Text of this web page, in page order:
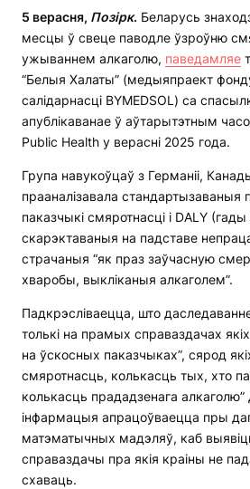
5 верасня, Позірк. Беларусь
месцы ў свеце паводле ўзроўню
ужываннем алкаголю, паведамляе
“Белыя Халаты” (медыяпраект
салідарнасці BYMEDSOL) са
апублікаванае ў аўтарытэтным
Public Health у верасні 2025 года.
Група навукоўцаў з Германіі,
прааналізавала стандартызаваныя
паказчыкі смяротнасці і DALY
скарэктаваныя на падставе
страчаныя “як праз заўчасную
хваробы, выкліканыя алкаголем”.
Падкрэсліваецца, што
толькі на прамых справаздачах
на ўскосных паказчыках”, сярод
смяротнасць, колькасць тых, хто
колькасць прададзенага
інфармацыя апрацоўваецца пры
матэматычных мадэляў, каб
справаздачы пра якія краіны не
схаваць.